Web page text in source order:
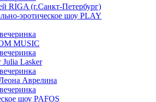
RIGA (г.Санкт-Петербург)
эротическое шоу PLAY
MUSIC
Julia Lasker
Аврелина
шоу PAFOS